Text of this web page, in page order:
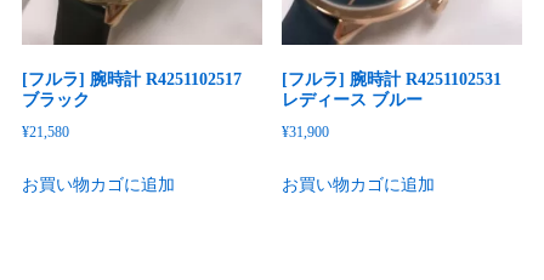
[フルラ] 腕時計 R4251102517
ブラック
¥21,580
お買い物カゴに追加
[フルラ] 腕時計 R4251102531
レディース ブルー
¥31,900
お買い物カゴに追加